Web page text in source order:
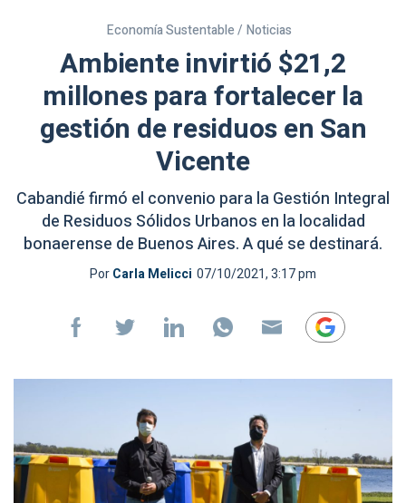
Economía Sustentable / Noticias
Ambiente invirtió $21,2
millones para fortalecer la
gestión de residuos en San
Vicente
Cabandié firmó el convenio para la Gestión Integral
de Residuos Sólidos Urbanos en la localidad
bonaerense de Buenos Aires. A qué se destinará.
PorCarla Melicci 07/10/2021, 3:17 pm